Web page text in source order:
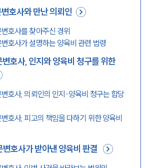
호사와 만난 의뢰인
호사를 찾아주신 경위
호사가 설명하는 양육비 관련 법령
호사, 인지와 양육비 청구를 위한
호사, 의뢰인의 인지·양육비 청구는 합당
호사, 피고의 책임을 다하기 위한 양육비
호사가 받아낸 양육비 판결